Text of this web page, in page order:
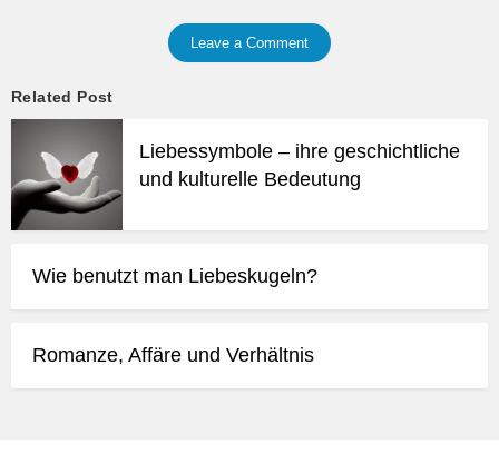
Leave a Comment
Related Post
Liebessymbole – ihre geschichtliche
und kulturelle Bedeutung
Wie benutzt man Liebeskugeln?
Romanze, Affäre und Verhältnis